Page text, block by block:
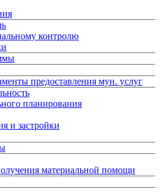
контролю
предоставления мун. услуг
планирования
и застройки
материальной помощи